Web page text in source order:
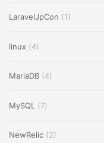
LaravelJpCon (1)
linux (4)
MariaDB (4)
MySQL (7)
NewRelic (2)